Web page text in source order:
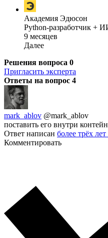
Академия Эдюсон
Python-разработчик +
9 месяцев
Далее
Решения вопроса 0
Пригласить эксперта
Ответы на вопрос 4
mark_ablov @mark_ablov
поставить его внутри
Ответ написан более трёх лет
Комментировать